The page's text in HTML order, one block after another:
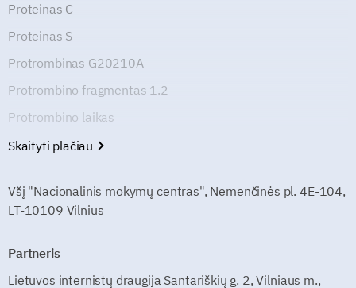
Proteinas C
Proteinas S
Protrombinas G20210A
Protrombino fragmentas 1.2
Protrombino laikas
Skaityti plačiau
Všį "Nacionalinis mokymų centras", Nemenčinės pl. 4E-104,
LT-10109 Vilnius
Partneris
Lietuvos internistų draugija Santariškių g. 2, Vilniaus m.,